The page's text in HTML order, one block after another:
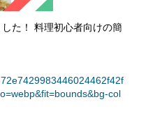
た！ 料理初心者向けの簡
col